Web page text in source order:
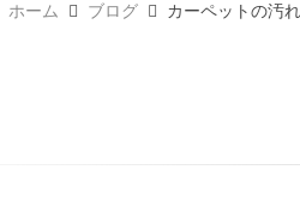
ホーム ブログ カーペットの汚